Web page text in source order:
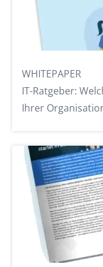
WHITEPAPER
IT-Ratgeber:
Ihrer